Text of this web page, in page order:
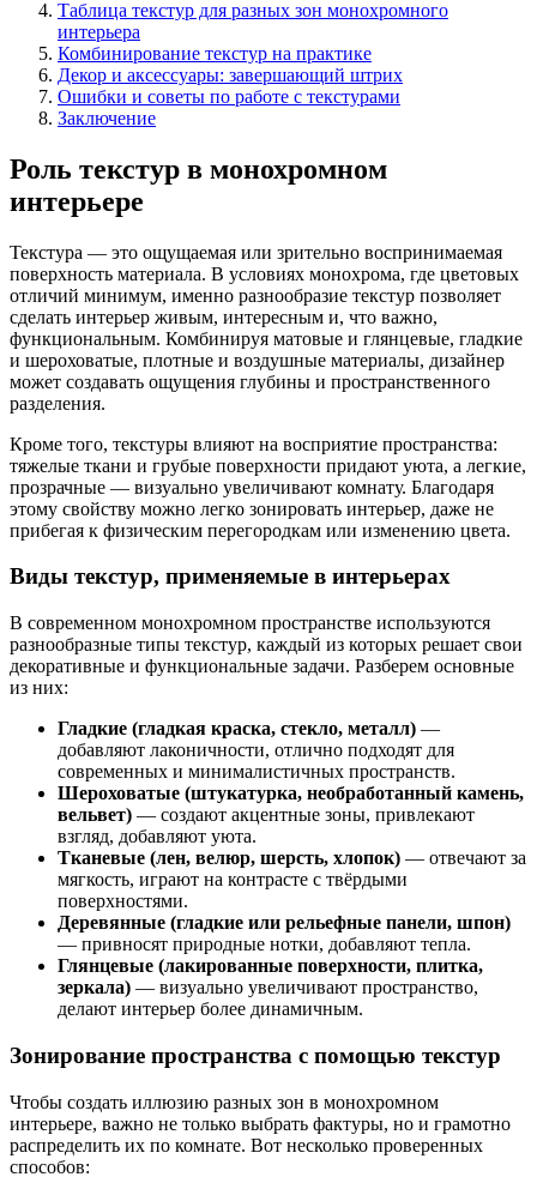
Таблица текстур для разных зон монохромного
интерьера
Комбинирование текстур на практике
Декор и аксессуары: завершающий штрих
Ошибки и советы по работе с текстурами
Заключение
Роль текстур в монохромном
интерьере
Текстура — это ощущаемая или зрительно воспринимаемая
поверхность материала. В условиях монохрома, где цветовых
отличий минимум, именно разнообразие текстур позволяет
сделать интерьер живым, интересным и, что важно,
функциональным. Комбинируя матовые и глянцевые, гладкие
и шероховатые, плотные и воздушные материалы, дизайнер
может создавать ощущения глубины и пространственного
разделения.
Кроме того, текстуры влияют на восприятие пространства:
тяжелые ткани и грубые поверхности придают уюта, а легкие,
прозрачные — визуально увеличивают комнату. Благодаря
этому свойству можно легко зонировать интерьер, даже не
прибегая к физическим перегородкам или изменению цвета.
Виды текстур, применяемые в интерьерах
В современном монохромном пространстве используются
разнообразные типы текстур, каждый из которых решает свои
декоративные и функциональные задачи. Разберем основные
из них:
Гладкие (гладкая краска, стекло, металл) —
добавляют лаконичности, отлично подходят для
современных и минималистичных пространств.
Шероховатые (штукатурка, необработанный камень,
вельвет) — создают акцентные зоны, привлекают
взгляд, добавляют уюта.
Тканевые (лен, велюр, шерсть, хлопок) — отвечают за
мягкость, играют на контрасте с твёрдыми
поверхностями.
Деревянные (гладкие или рельефные панели, шпон)
— привносят природные нотки, добавляют тепла.
Глянцевые (лакированные поверхности, плитка,
зеркала) — визуально увеличивают пространство,
делают интерьер более динамичным.
Зонирование пространства с помощью текстур
Чтобы создать иллюзию разных зон в монохромном
интерьере, важно не только выбрать фактуры, но и грамотно
распределить их по комнате. Вот несколько проверенных
способов: